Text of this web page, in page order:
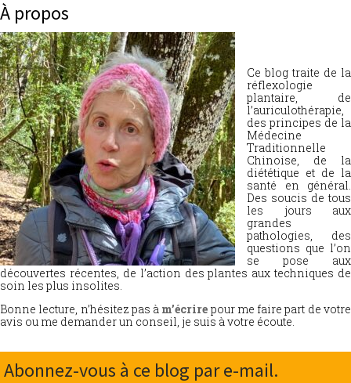
À propos
Ce blog traite de la
réflexologie
plantaire, de
l’auriculothérapie,
des principes de la
Médecine
Traditionnelle
Chinoise, de la
diététique et de la
santé en général.
Des soucis de tous
les jours aux
grandes
pathologies, des
questions que l’on
se pose aux
découvertes récentes, de l’action des plantes aux techniques de
soin les plus insolites.
Bonne lecture, n’hésitez pas à m’écrire pour me faire part de votre
avis ou me demander un conseil, je suis à votre écoute.
Abonnez-vous à ce blog par e-mail.